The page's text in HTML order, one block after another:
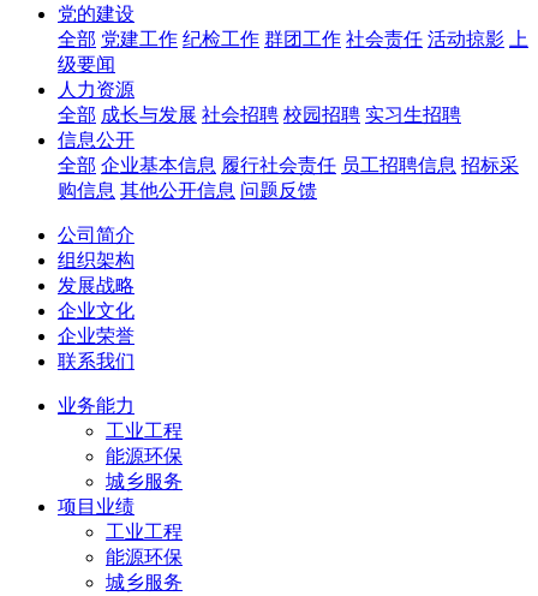
党的建设
全部 党建工作 纪检工作 群团工作 社会责任 活动掠影
上
级要闻
人力资源
全部 成长与发展 社会招聘 校园招聘 实习生招聘
信息公开
全部 企业基本信息 履行社会责任 员工招聘信息 招标采
购信息 其他公开信息 问题反馈
公司简介
组织架构
发展战略
企业文化
企业荣誉
联系我们
业务能力
工业工程
能源环保
城乡服务
项目业绩
工业工程
能源环保
城乡服务